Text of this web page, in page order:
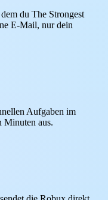
du The Strongest
E-Mail, nur dein
Aufgaben im
Minuten aus.